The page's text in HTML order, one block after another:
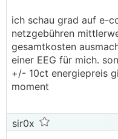
ich schau grad auf e-
netzgebühren
gesamtkosten
einer EEG für mich.
+/- 10ct energiepreis
moment
sir0x